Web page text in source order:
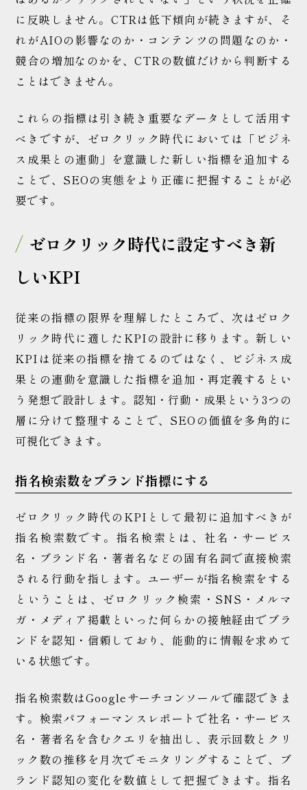
に反映しません。CTRは低下傾向が続きますが、そ
れがAIOの影響なのか・コンテンツの問題なのか・
競合の増加なのかを、CTRの数値だけから判断する
ことはできません。
これらの指標は引き続き重要なデータとして活用す
べきですが、ゼロクリック時代においては「ビジネ
ス成果との連動」を意識した新しい指標を追加する
ことで、SEOの実態をより正確に把握することが必
要です。
ゼロクリック時代に設定すべき新
しいKPI
従来の指標の限界を理解したところで、次はゼロク
リック時代に適したKPIの設計に移ります。新しい
KPIは従来の指標を捨てるのではなく、ビジネス成
果との連動を意識した指標を追加・再定義するとい
う発想で設計します。認知・行動・成果という3つの
層に分けて整理することで、SEOの価値を多角的に
可視化できます。
指名検索数をブランド指標にする
ゼロクリック時代のKPIとして最初に追加すべきが
指名検索数です。指名検索とは、社名・サービス
名・ブランド名・著者名などの固有名詞で直接検索
される行動を指します。ユーザーが指名検索をする
ということは、ゼロクリック検索・SNS・メルマ
ガ・メディア掲載といった何らかの接触経由でブラ
ンドを認知・信頼しており、能動的に情報を求めて
いる状態です。
指名検索数はGoogleサーチコンソールで確認できま
す。検索パフォーマンスレポートで社名・サービス
名・著者名を含むクエリを抽出し、表示回数とクリ
ック数の推移を月次でモニタリングすることで、ブ
ランド認知の変化を数値として把握できます。指名